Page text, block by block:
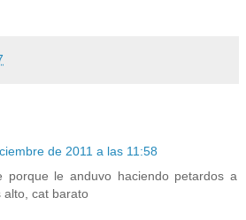
de 2011 a las 11:58
porque le anduvo haciendo petardos a
alto, cat barato